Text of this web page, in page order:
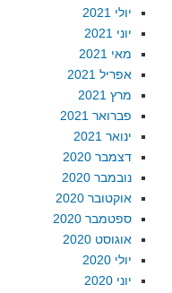
יולי 2021
יוני 2021
מאי 2021
אפריל 2021
מרץ 2021
פברואר 2021
ינואר 2021
דצמבר 2020
נובמבר 2020
אוקטובר 2020
ספטמבר 2020
אוגוסט 2020
יולי 2020
יוני 2020